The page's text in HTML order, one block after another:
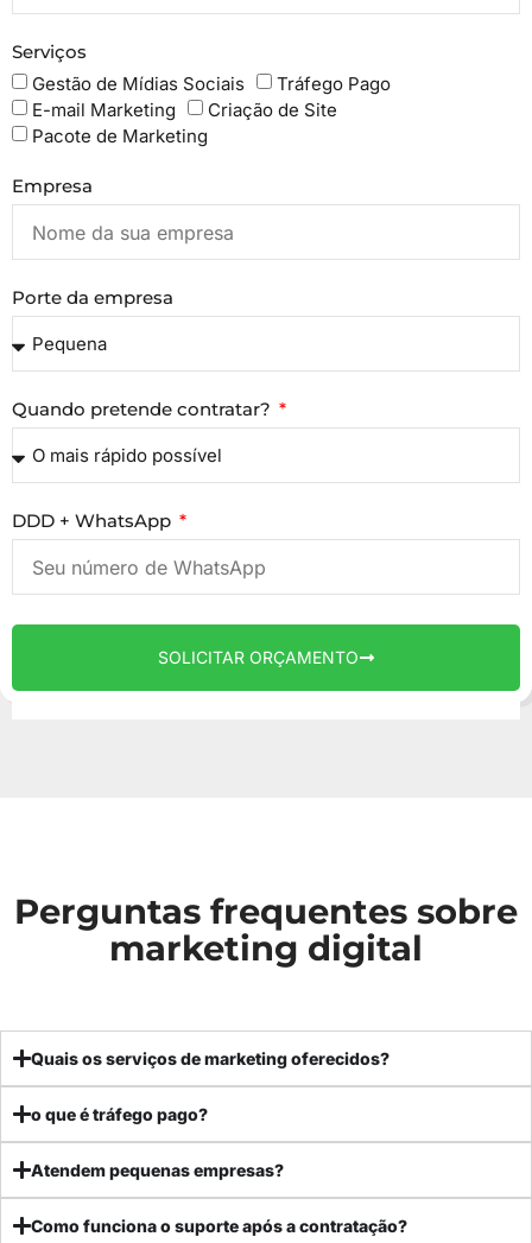
Serviços
Gestão de Mídias Sociais
Tráfego Pago
E-mail Marketing
Criação de Site
Pacote de Marketing
Empresa
Porte da empresa
Quando pretende contratar?
DDD + WhatsApp
SOLICITAR ORÇAMENTO
Perguntas frequentes sobre
marketing digital
Quais os serviços de marketing oferecidos?
o que é tráfego pago?
Atendem pequenas empresas?
Como funciona o suporte após a contratação?